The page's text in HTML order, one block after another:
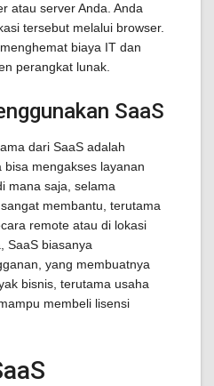
atau server Anda. Anda
tersebut melalui browser.
biaya IT dan
perangkat lunak.
SaaS
dari SaaS adalah
bisa mengakses layanan
mana saja, selama
membantu, terutama
remote atau di lokasi
SaaS biasanya
yang membuatnya
bisnis, terutama usaha
membeli lisensi